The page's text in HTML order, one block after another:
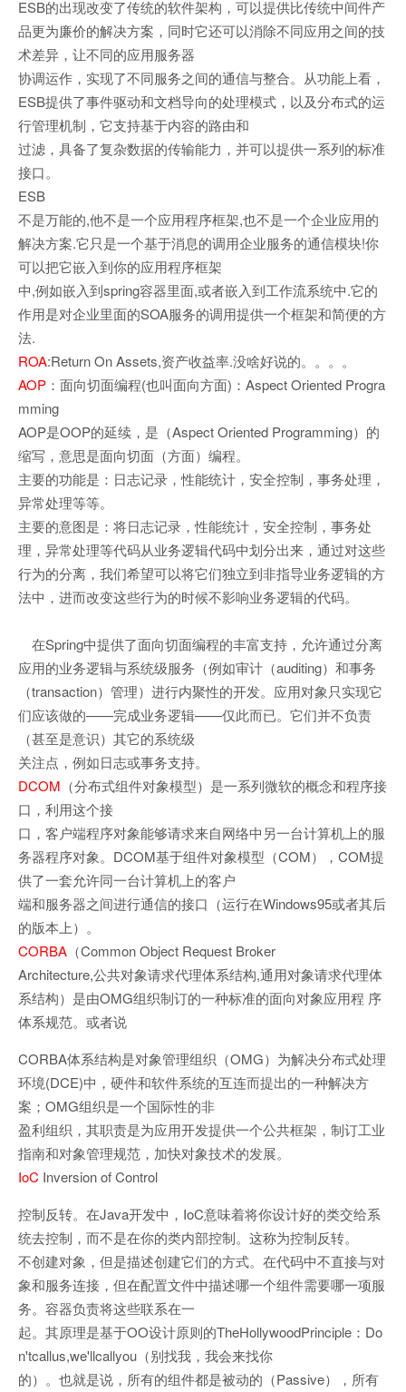
ESB的出现改变了传统的软件架构，可以提供比传统中间件产
品更为廉价的解决方案，同时它还可以消除不同应用之间的技
术差异，让不同的应用服务器
协调运作，实现了不同服务之间的通信与整合。从功能上看，
ESB提供了事件驱动和文档导向的处理模式，以及分布式的运
行管理机制，它支持基于内容的路由和
过滤，具备了复杂数据的传输能力，并可以提供一系列的标准
接口。
ESB
不是万能的,他不是一个应用程序框架,也不是一个企业应用的
解决方案.它只是一个基于消息的调用企业服务的通信模块!你
可以把它嵌入到你的应用程序框架
中,例如嵌入到spring容器里面,或者嵌入到工作流系统中.它的
作用是对企业里面的SOA服务的调用提供一个框架和简便的方
法.
ROA:Return On Assets,资产收益率.没啥好说的。。。。
AOP ：面向切面编程(也叫面向方面)：Aspect Oriented Progra
mming
AOP是OOP的延续，是（Aspect Oriented Programming）的
缩写，意思是面向切面（方面）编程。
主要的功能是：日志记录，性能统计，安全控制，事务处理，
异常处理等等。
主要的意图是：将日志记录，性能统计，安全控制，事务处
理，异常处理等代码从业务逻辑代码中划分出来，通过对这些
行为的分离，我们希望可以将它们独立到非指导业务逻辑的方
法中，进而改变这些行为的时候不影响业务逻辑的代码。
在Spring中提供了面向切面编程的丰富支持，允许通过分离
应用的业务逻辑与系统级服务（例如审计（auditing）和事务
（transaction）管理）进行内聚性的开发。应用对象只实现它
们应该做的——完成业务逻辑——仅此而已。它们并不负责
（甚至是意识）其它的系统级
关注点，例如日志或事务支持。
DCOM （分布式组件对象模型）是一系列微软的概念和程序接
口，利用这个接
口，客户端程序对象能够请求来自网络中另一台计算机上的服
务器程序对象。DCOM基于组件对象模型（COM），COM提
供了一套允许同一台计算机上的客户
端和服务器之间进行通信的接口（运行在Windows95或者其后
的版本上）。
CORBA （Common Object Request Broker
Architecture,公共对象请求代理体系结构,通用对象请求代理体
系结构）是由OMG组织制订的一种标准的面向对象应用程 序
体系规范。或者说
CORBA体系结构是对象管理组织（OMG）为解决分布式处理
环境(DCE)中，硬件和软件系统的互连而提出的一种解决方
案；OMG组织是一个国际性的非
盈利组织，其职责是为应用开发提供一个公共框架，制订工业
指南和对象管理规范，加快对象技术的发展。
IoC Inversion of Control
控制反转。在Java开发中，IoC意味着将你设计好的类交给系
统去控制，而不是在你的类内部控制。这称为控制反转。
不创建对象，但是描述创建它们的方式。在代码中不直接与对
象和服务连接，但在配置文件中描述哪一个组件需要哪一项服
务。容器负责将这些联系在一
起。其原理是基于OO设计原则的TheHollywoodPrinciple：Do
n'tcallus,we'llcallyou（别找我，我会来找你
的）。也就是说，所有的组件都是被动的（Passive），所有